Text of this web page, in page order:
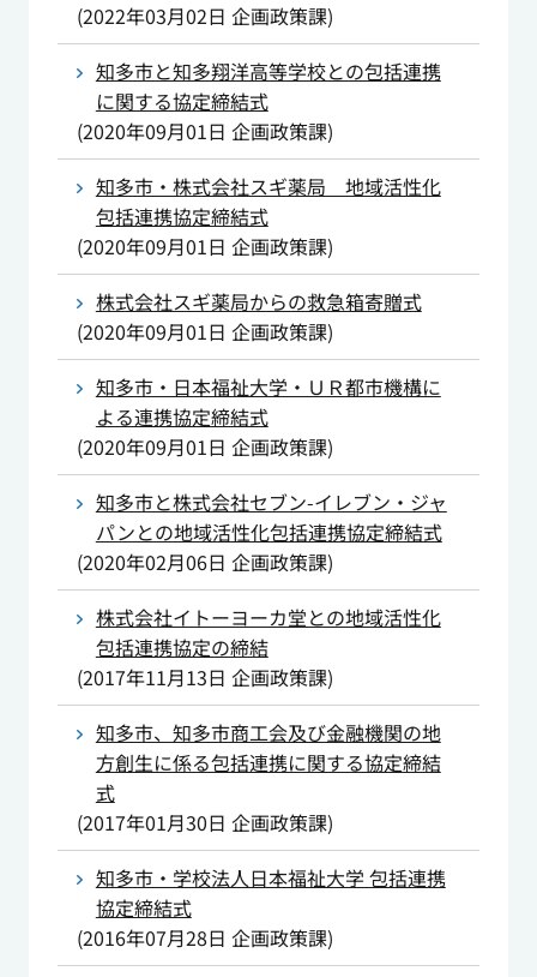
(2022年03月02日 企画政策課)
知多市と知多翔洋高等学校との包括連携
に関する協定締結式
(2020年09月01日 企画政策課)
知多市・株式会社スギ薬局 地域活性化
包括連携協定締結式
(2020年09月01日 企画政策課)
株式会社スギ薬局からの救急箱寄贈式
(2020年09月01日 企画政策課)
知多市・日本福祉大学・ＵＲ都市機構に
よる連携協定締結式
(2020年09月01日 企画政策課)
知多市と株式会社セブン-イレブン・ジャ
パンとの地域活性化包括連携協定締結式
(2020年02月06日 企画政策課)
株式会社イトーヨーカ堂との地域活性化
包括連携協定の締結
(2017年11月13日 企画政策課)
知多市、知多市商工会及び金融機関の地
方創生に係る包括連携に関する協定締結
式
(2017年01月30日 企画政策課)
知多市・学校法人日本福祉大学 包括連携
協定締結式
(2016年07月28日 企画政策課)